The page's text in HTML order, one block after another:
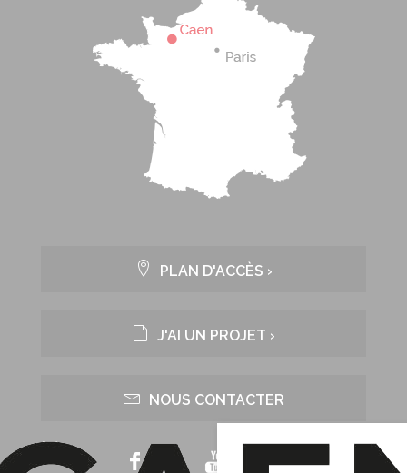
PLAN D'ACCÈS ›
J'AI UN PROJET ›
NOUS CONTACTER